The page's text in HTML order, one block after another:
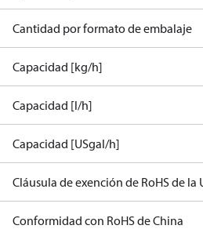
Cantidad por formato de embalaje
Capacidad [kg/h]
Capacidad [l/h]
Capacidad [USgal/h]
Cláusula de exención de RoHS de la
Conformidad con RoHS de China